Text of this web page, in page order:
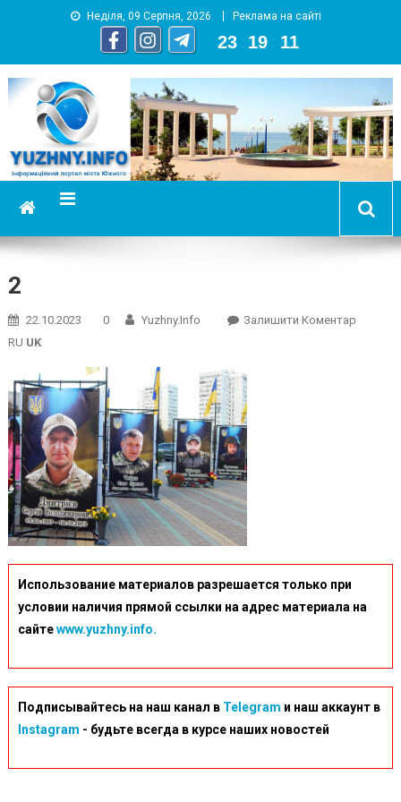
Неділя, 09 Серпня, 2026 Реклама на сайті
23 19 12
YUZHNY.INFO
информационный портал города Южный
2
22.10.2023 0 Yuzhny.info Залишити КоментарOn
RU UK
Использование материалов разрешается только при
условии наличия прямой ссылки на адрес материала на
сайтеwww.yuzhny.info.
Подписывайтесь на наш канал в Telegram и наш аккаунт в
Instagram - будьте всегда в курсе наших новостей